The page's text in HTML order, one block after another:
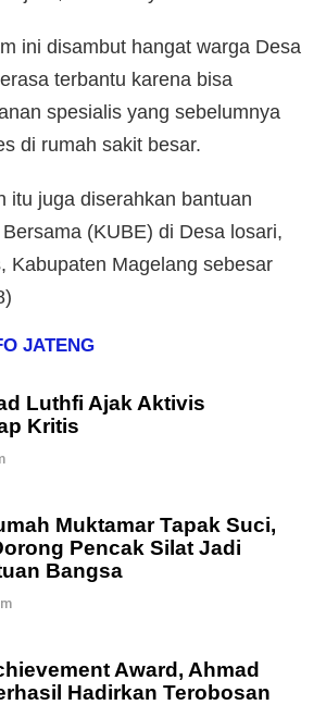
ini disambut hangat warga Desa
terbantu karena bisa
spesialis yang sebelumnya
di rumah sakit besar.
itu juga diserahkan bantuan
(KUBE) di Desa losari,
Kabupaten Magelang sebesar
JATENG
Luthfi Ajak Aktivis
Kritis
Muktamar Tapak Suci,
Pencak Silat Jadi
Bangsa
Award, Ahmad
Hadirkan Terobosan